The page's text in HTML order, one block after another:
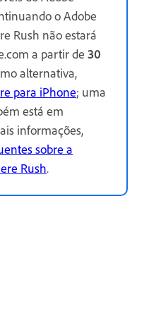
o Adobe
Rush não estará
a partir de 30
alternativa,
para iPhone; uma
está em
informações,
sobre a
Rush.